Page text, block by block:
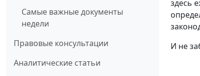
Самые важные документы
недели
Правовые консультации
Аналитические статьи
здесь
И не